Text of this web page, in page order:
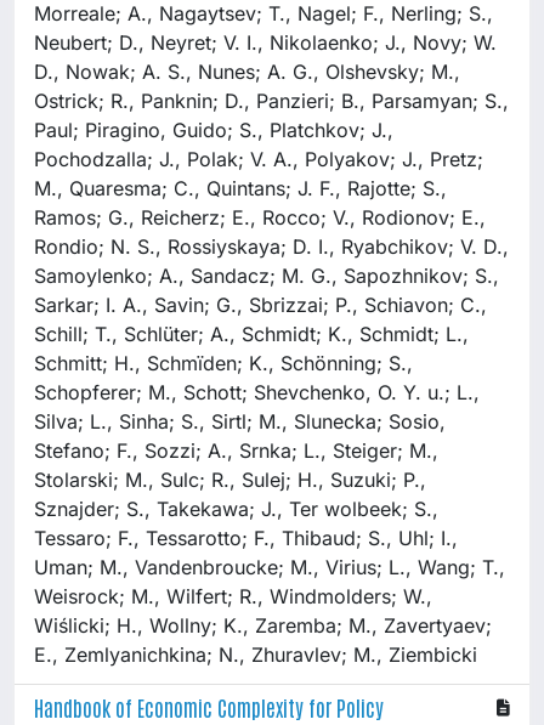
Morreale; A., Nagaytsev; T., Nagel; F., Nerling; S.,
Neubert; D., Neyret; V. I., Nikolaenko; J., Novy; W.
D., Nowak; A. S., Nunes; A. G., Olshevsky; M.,
Ostrick; R., Panknin; D., Panzieri; B., Parsamyan; S.,
Paul; Piragino, Guido; S., Platchkov; J.,
Pochodzalla; J., Polak; V. A., Polyakov; J., Pretz;
M., Quaresma; C., Quintans; J. F., Rajotte; S.,
Ramos; G., Reicherz; E., Rocco; V., Rodionov; E.,
Rondio; N. S., Rossiyskaya; D. I., Ryabchikov; V. D.,
Samoylenko; A., Sandacz; M. G., Sapozhnikov; S.,
Sarkar; I. A., Savin; G., Sbrizzai; P., Schiavon; C.,
Schill; T., Schlüter; A., Schmidt; K., Schmidt; L.,
Schmitt; H., Schmïden; K., Schönning; S.,
Schopferer; M., Schott; Shevchenko, O. Y. u.; L.,
Silva; L., Sinha; S., Sirtl; M., Slunecka; Sosio,
Stefano; F., Sozzi; A., Srnka; L., Steiger; M.,
Stolarski; M., Sulc; R., Sulej; H., Suzuki; P.,
Sznajder; S., Takekawa; J., Ter wolbeek; S.,
Tessaro; F., Tessarotto; F., Thibaud; S., Uhl; I.,
Uman; M., Vandenbroucke; M., Virius; L., Wang; T.,
Weisrock; M., Wilfert; R., Windmolders; W.,
Wiślicki; H., Wollny; K., Zaremba; M., Zavertyaev;
E., Zemlyanichkina; N., Zhuravlev; M., Ziembicki
Handbook of Economic Complexity for Policy